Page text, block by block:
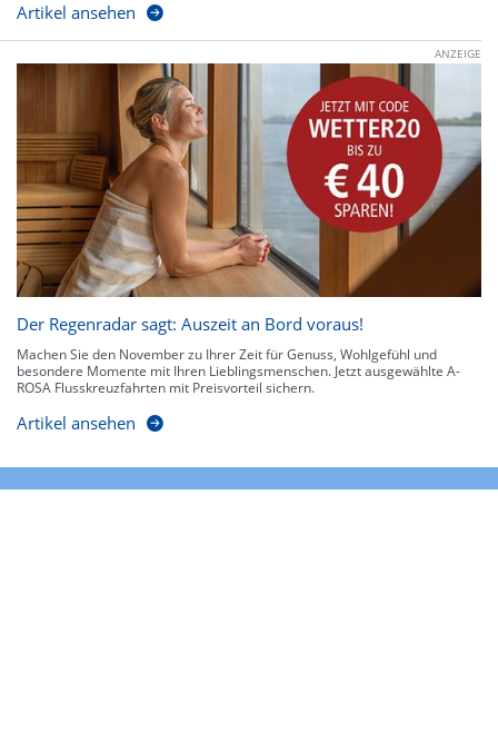
Artikel ansehen
ANZEIGE
Der Regenradar sagt: Auszeit an Bord voraus!
Machen Sie den November zu Ihrer Zeit für Genuss, Wohlgefühl und
besondere Momente mit Ihren Lieblingsmenschen. Jetzt ausgewählte A-
ROSA Flusskreuzfahrten mit Preisvorteil sichern.
Artikel ansehen